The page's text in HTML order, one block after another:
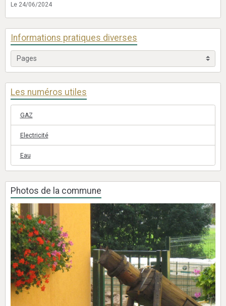
Le 24/06/2024
Informations pratiques diverses
Les numéros utiles
GAZ
Electricité
Eau
Photos de la commune